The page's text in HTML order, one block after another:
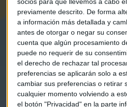
previamente descrito. De forma
a información más detallada y
antes de otorgar o negar su
cuenta que algún procesamiento
puede no requerir de su
el derecho de rechazar tal
preferencias se aplicarán solo a
cambiar sus preferencias o retirar
cualquier momento volviendo a
el botón "Privacidad" en la parte
Elige los boletines a los que
Apertura
La Magia de la Publicidad
Claves ESG